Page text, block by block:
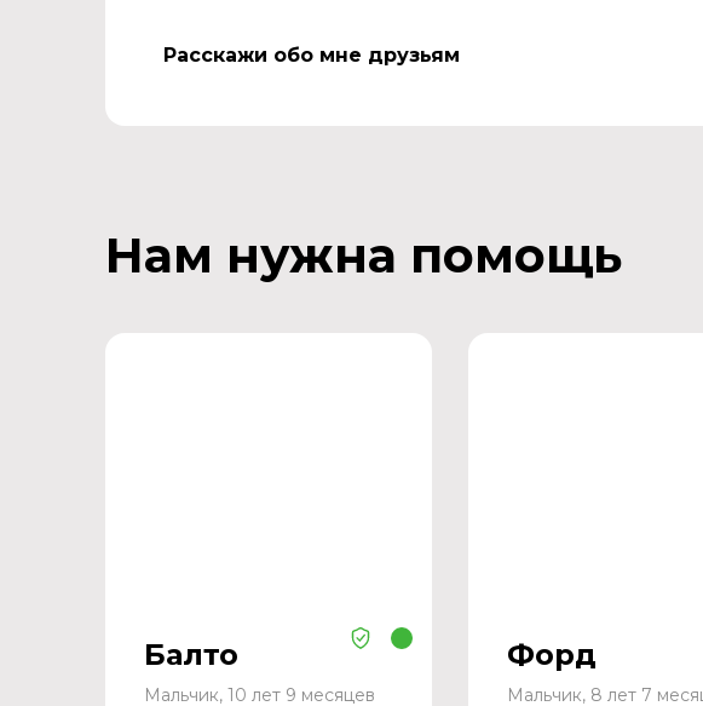
Расскажи обо мне друзьям
Нам нужна помощь
Балто
Мальчик, 10 лет 9 месяцев
Форд
Мальчик, 8 лет 7